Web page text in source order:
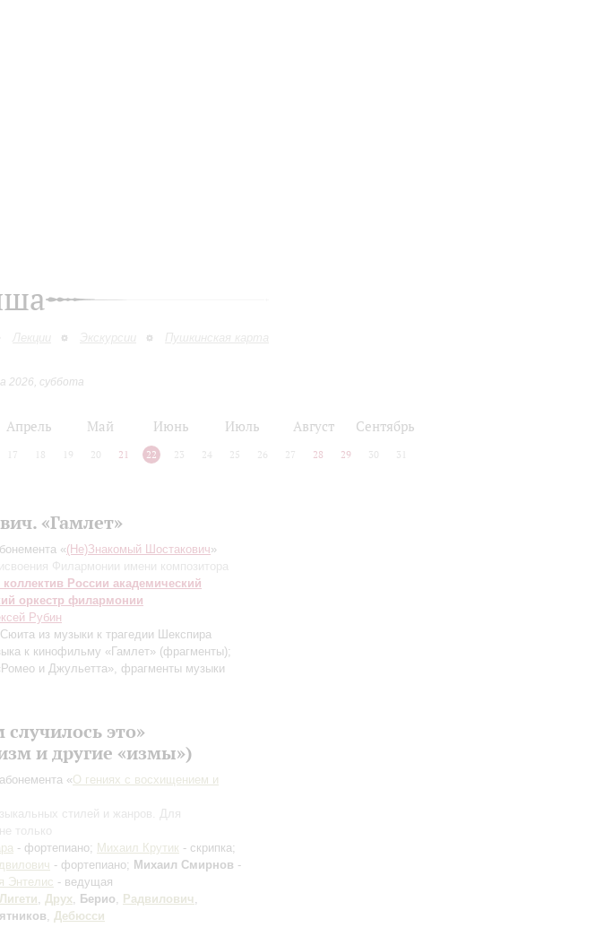
Лекции Экскурсии Пушкинская карта
2026, суббота
Апрель Май Июнь Июль Август Сентябрь
17 18 19 20 21 22 23 24 25 26 27 28 29 30 31
«Гамлет»
«(Не)Знакомый Шостакович»
Филармонии имени композитора
России академический
оркестр филармонии
Рубин
из музыки к трагедии Шекспира
к кинофильму «Гамлет» (фрагменты);
и Джульетта», фрагменты музыки
это»
и другие «измы»)
«О гениях с восхищением и
стилей и жанров. Для
только
- фортепиано; Михаил Крутик - скрипка;
- фортепиано; Михаил Смирнов -
Энтелис - ведущая
Лигети, Друх, Берио, Радвилович ,
, Дебюсси